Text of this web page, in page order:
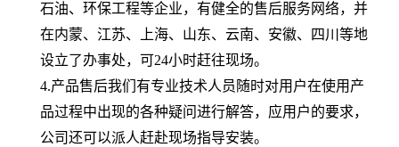
石油、环保工程等企业，有健全的售后服务网络，并
在内蒙、江苏、上海、山东、云南、安徽、四川等地
设立了办事处，可24小时赶往现场。
4.产品售后我们有专业技术人员随时对用户在使用产
品过程中出现的各种疑问进行解答，应用户的要求，
公司还可以派人赶赴现场指导安装。